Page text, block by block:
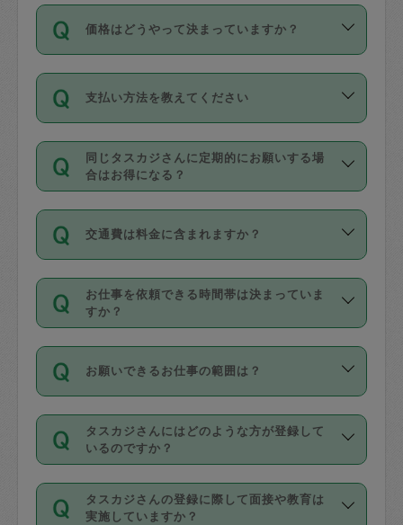
依頼1回につき3時間固定です。3時間を
超えて依頼したい場合は、延長機能をご
利用ください。機能をご利用いただくに
の上事前申請することが必要です。な
お、3時間を下回っても、値引き等はござ
いません。
価格はどうやって決まっていますか？
11種類の価格帯の中からタスカジさん自
身が価格を選んで設定しています。
タスカジさんの価格設定には最初は制限
があり、レビュー件数、レビューの平均
値、などで除々に設定可能な最高額が上
がっていく仕組みになっています。
支払い方法を教えてください
お支払方法はクレジットカード（Visa／
Master／JCB／AMERICAN EXPRESS／
Diners Club）のみとなります。
を行う際にご入力ください。プロフィー
ル登録時にはご入力いただかなくても大
丈夫です。
デビットカード・プリペイドカード（Vプ
リカ、au WALLETなど）は支払にはご利
銀行振込や現金払いも対応していませ
なお、タスカジさんの交通費も、依頼料
金のご請求と合わせてお支払いとなりま
動計算で表示されます。
同じタスカジさんに定期的にお願いする場
合はお得になる？
依頼には「スポット」と「定期（毎週｜
隔週）」があり、「定期」の依頼は「ス
ポット」よりお得な料金でご利用できま
す。
定期の最低利用回数は設けていない代わ
りに、一定数を超えたキャンセルは有償
（例：毎週定期の場合は３回以上のキャ
ンセルが有償（1200円、隔週定期の場合
は２回以上のキャンセルが有償（1200
交通費は料金に含まれますか？
交通費は依頼料金とは別途発生し、依頼
料金のご請求と合わせてお支払いとなり
ます。交通費の金額は「依頼の詳細」に
お仕事を依頼できる時間帯は決まっていま
すか？
時間帯は3種類あります。いずれも１回あ
たり３時間です。
・ＡＭ ９時～１２時
・ＰＭ １３時～１６時
・夜 １８時～２１時
開始時間を２時間前後変更することが可
お願いできるお仕事の範囲は？
掃除、整理収納、洗濯、買い物、料理、
作り置きです。タスカジさんによってで
きる仕事の範囲が異なりますので、依頼
する前にタスカジさんのプロフィールで
確認してください。
タスカジさんにはどのような方が登録して
いるのですか？
主婦として長年の家事経験をお持ちの
方、栄養士・調理師といった資格者で保
タスカジさんの登録に際して面接や教育は
実施していますか？